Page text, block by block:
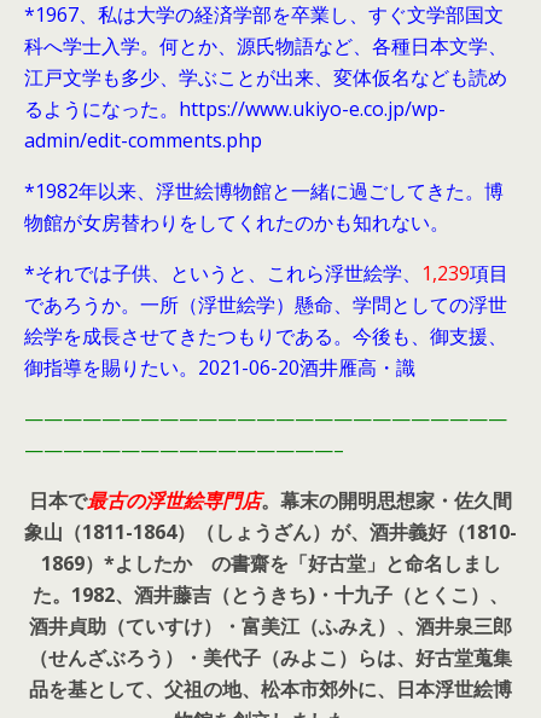
*1967、私は大学の経済学部を卒業し、すぐ文学部国文
科へ学士入学。何とか、源氏物語など、各種日本文学、
江戸文学も多少、学ぶことが出来、変体仮名なども読め
るようになった。https://www.ukiyo-e.co.jp/wp-
admin/edit-comments.php
*1982年以来、浮世絵博物館と一緒に過ごしてきた。博
物館が女房替わりをしてくれたのかも知れない。
*それでは子供、というと、これら浮世絵学、 1,239項目
であろうか。一所（浮世絵学）懸命、学問としての浮世
絵学を成長させてきたつもりである。今後も、御支援、
御指導を賜りたい。2021-06-20酒井雁高・識
—————————————————————————
————————————————–
日本で最古の浮世絵専門店。幕末の開明思想家・ 佐久間
象山（1811-1864）（しょうざん）が、酒井義好（1810-
1869）*よしたか の書齋を「好古堂」と命名しまし
た。 1982、酒井藤吉（とうきち)・十九子（とくこ）、
酒井貞助（ていすけ）・富美江（ふみえ）、酒井泉三郎
（せんざぶろう）・美代子（みよこ）らは、好古堂蒐集
品を基として、父祖の地、松本市郊外に、日本浮世絵博